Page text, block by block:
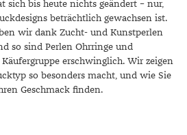
sich bis heute nichts geändert – nur,
beträchtlich gewachsen ist.
wir dank Zucht- und Kunstperlen
so sind Perlen Ohrringe und
erschwinglich. Wir zeigen
so besonders macht, und wie Sie
Geschmack finden.